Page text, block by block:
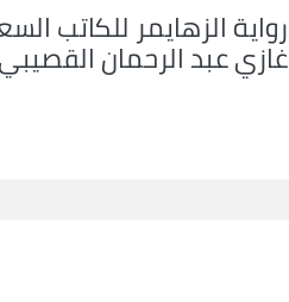
رواية الزهايمر للكاتب
غازي عبد الرحمان القصيبي